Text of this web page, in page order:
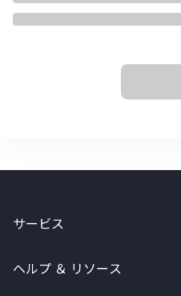
サービス
ヘルプ ＆ リソース